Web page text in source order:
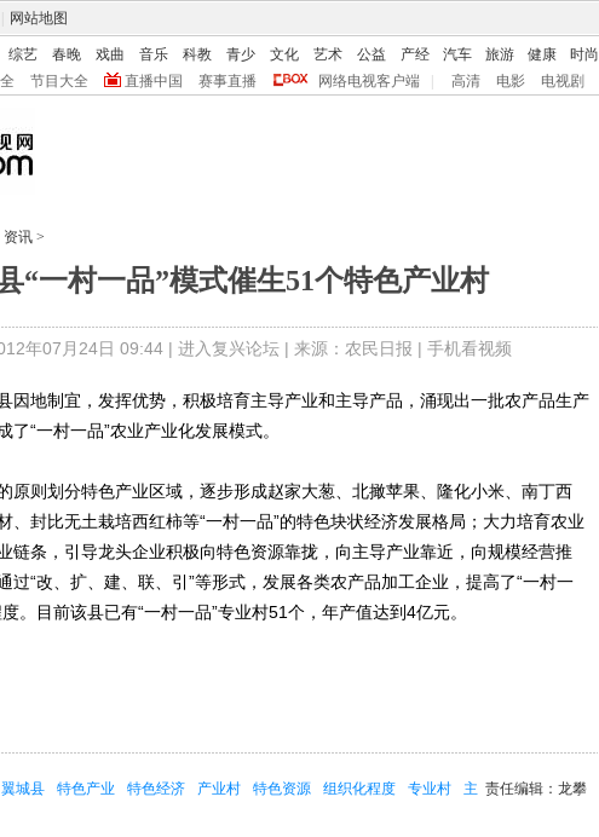
网站地图
综艺 春晚 戏曲 音乐 科教 青少 文化 艺术 公益 产经 汽车 旅游 健康 时尚
节目大全 直播中国 赛事直播 网络电视客户端 高清 电影 电视剧
资讯 >
“一村一品”模式催生51个特色产业村
年07月24日 09:44 | 进入复兴论坛| 来源：农民日报 | 手机看视频
地制宜，发挥优势，积极培育主导产业和主导产品，涌现出一批农产品生产
了“一村一品”农业产业化发展模式。
则划分特色产业区域，逐步形成赵家大葱、北撖苹果、隆化小米、南丁西
、封比无土栽培西红柿等“一村一品”的特色块状经济发展格局；大力培育农业
链条，引导龙头企业积极向特色资源靠拢，向主导产业靠近，向规模经营推
过“改、扩、建、联、引”等形式，发展各类农产品加工企业，提高了“一村一
。目前该县已有“一村一品”专业村51个，年产值达到4亿元。
责任编辑：龙攀
翼城县 特色产业 特色经济 产业村 特色资源 组织化程度 专业村
主